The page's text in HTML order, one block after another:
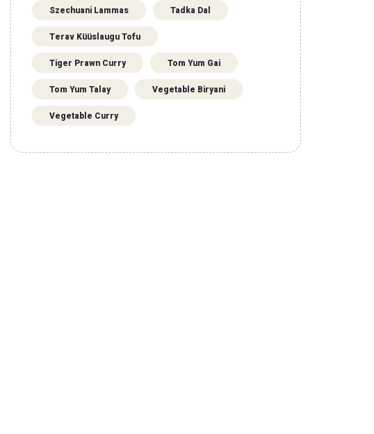
Szechuani Lammas Tadka Dal
Terav Küüslaugu Tofu
Tiger Prawn Curry Tom Yum Gai
Tom Yum Talay Vegetable Biryani
Vegetable Curry